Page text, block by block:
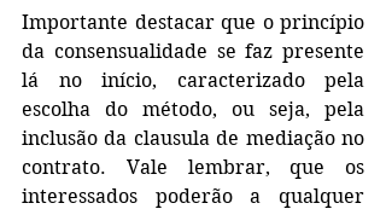
Importante destacar que o princípio
da consensualidade se faz presente
lá no início, caracterizado pela
escolha do método, ou seja, pela
inclusão da clausula de mediação no
contrato. Vale lembrar, que os
interessados poderão a qualquer